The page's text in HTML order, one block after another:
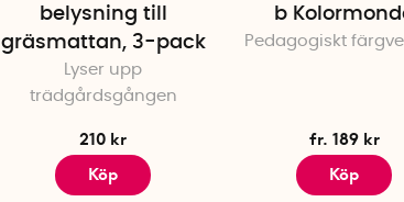
belysning till
gräsmattan, 3-pack
Lyser upp
trädgårdsgången
210 kr
Köp
b
Pedagogiskt
fr. 189 kr
Köp